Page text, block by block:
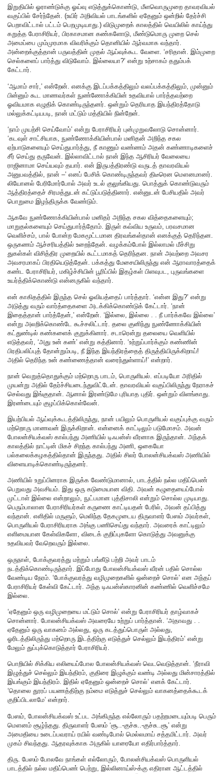
இறுதியில் ஓராண்டுக்கு ஓய்வு எடுத்துக்கொண்டு, மீளவொருமுறை தாவரவியல்
வகுப்பில் சேர்ந்தேன். (உயிர் அறிவியல் பாடங்களில் ஏதேனும் ஒன்றில் தேர்ச்சி
பெறாவிட்டால் பட்டம் பெறமுடியாது.) விடுமுறைக் காலத்தில் வெயிலில் காய்ந்து
கறுத்த பேராசிரியர், பிரகாசமான கண்களோடு, மீண்டுமொரு முறை செல்
அமைப்பை மும்முரமாக விவரிக்கும் தொனியில் ஆர்வமாக வந்தார்.
அன்றைக்குத்தான் பருவத்தின் முதல் ஆய்வுக்கூட வேளை. ‘சரிதான். இம்முறை
செல்களைப் பார்த்து விடுவோம். இல்லையா?’ என்று உற்சாகம் ததும்பக்
கேட்டார்.
‘ஆமாம் சார்,’ என்றேன். எனக்கு இடப்பக்கத்திலும் வலப்பக்கத்திலும், முன்னும்
பின்னும் கூட மாணவர்கள் நுண்ணோக்கியின் உதவியால் பார்த்தவற்றை
ஓவியமாக எழுதிக் கொண்டிருந்தனர். ஒன்றும் தெரியாத இயந்திரத்தோடு
மல்லுக்கட்டியபடி, நான் மட்டும் மத்தியில் நின்றேன்.
‘நாம் முயற்சி செய்வோம்’ என்று பேராசிரியர் புன்முறுவலோடு சொன்னார்.
‘கடவுள் சாட்சியாக, நுண்ணோக்கியின்பால் மனிதன் அறிந்த சகல
ஏற்பாடுகளையும் செய்துபார்த்து, நீ காணும் வண்ணம்‌ அதன் கண்ணாடிகளைச்
சீர் செய்து தருவேன். இல்லாவிட்டால் நான் இந்த ஆசிரியர் வேலையை
ராஜினாமா செய்யவும் தயார். என் இருபத்திரண்டு வருடத் தாவரவியல்
அனுபவத்தில், நான் –’ எனப் பேசிக் கொண்டிருந்தவர் திடீரென மௌனமானர்.
லியோனல் பேரிமோர்போல் அவர் உடல் குலுங்கியது. பொத்துக் கொண்டுவரும்
ஆத்திரத்தைச் சிரமத்துடன் கட்டுப்படுத்தினார். என்னுடன்‌ பேசியதில் அவர்
பொறுமை இழந்திருக்க வேண்டும்.
ஆகவே நுண்ணோக்கியின்பால் மனிதர் அறிந்த சகல வித்தைகளையும்;
மாறுதல்களையும் செய்துபார்த்தோம். இருள் கவ்விய உருவம், பரவசமான
வெளிச்சம், பால் போன்ற மேகமூட்டமான திரவங்கள்தான் எனக்குத் தெரிந்தன.
ஒருகணம் ஆச்சரியத்தில் உறைந்தேன். வழக்கம்போல் இல்லாமல் மீச்சிறு
துகள்கள் விசித்திர முறையில் கூட்டமாகத் தெரிந்தன. நான் அவற்றை அவசர
அவசரமாகப் பிரதியெடுத்தேன். பக்கத்து மேசையிலிருந்து என் ஆராவாரத்தைக்
கண்ட பேராசிரியர், மகிழ்ச்சியின் பூரிப்பில் இதழ்கள் பிளவுபட, புருவங்களை
உயர்த்திக்கொண்டு என்னருகில் வந்தார்.
என் காகிதத்தில் இருந்த செல் ஓவியத்தைப் பார்த்தார். ‘என்ன இது?’ என்று
அடுத்து வரும் வார்த்தைகளை அடக்கிக்கொண்டுக் கேட்டார். ‘நான்
இதைத்தான் பார்த்தேன்,’ என்றேன். ‘இல்லை, இல்லை . . நீ பார்க்கவே இல்லை’
என்று அலறிக்கொண்டே கூச்சலிட்டார். தலை குனிந்து நுண்ணோக்கியின்
கட்துண்டில் கண்களைக் குறுக்கினார். சடாரென்று தலையை வெளியில்
எடுத்தவர், ‘அது உன் கண்’ என்று கத்தினார். ‘உற்றுப்பார்க்கும் கண்ணின்
பிரதிபலிப்புத் தோன்றும்படி, நீ இந்த இயந்திரத்தைத் திருத்தியிருக்கிறாய்!
அதில் தெரிந்த உன் கண்ணைத்தான் வரைந்துள்ளாய்!’ என்றார்.
நான் வெறுத்தொதுக்கும் மற்றொரு பாடம், பொருளியல். எப்படியோ அரிதில்
முயன்று அதில் தேர்ச்சியடைந்துவிட்டேன். தாவரவியல் வகுப்பிலிருந்து நேராகச்
செல்வது இங்குதான். ஆனால் இரண்டுமே புரியாத புதிர். ஒன்றும் விளங்காது.‌
இரண்டையும் குழப்பிக்கொள்வேன்.
இயற்பியல் ஆய்வுக்கூடத்திலிருந்து, நான் பயிலும் பொருளியல் வகுப்புக்கு வரும்
மற்றொரு மாணவன் இருக்கிறான். என்னைக் காட்டிலும் படுமோசம். அவன்
போலன்சியக்வஸ் கால்பந்து அணியில் டிஃபன்ஸ் வீரனாக இருந்தான். அந்தக்
காலத்தில் நாட்டின் மிகச் சிறந்த கால்பந்து அணி, ஒகையோ
பல்கலைக்கழகத்தில்தான் இருந்தது. அதில் சிலர் போலன்சியக்வஸ் அணியில்
விளையாடிக்கொண்டிருந்தனர்.
அணியில் உறுப்பினராக இருக்க வேண்டுமானால், பாடத்தில் நல்ல மதிப்பெண்
பெறுவது அவசியம். இது ஒரு கடுமையான விதி. அவன் கழுதையைப்போல்
முட்டாள் இல்லை என்றாலும், நுட்பமான புத்திசாலி என்றும் சொல்ல முடியாது.
பெரும்பாலான பேராசிரியர்கள் கருணை காட்டியதன் பேரில், அவன் தப்பித்து
வந்தான். எளிதில் மருளும், மெலிந்த தேகமுடைய திருவாளர் பேஸம் அவர்கள்,
பொருளியல் பேராசிரியராக அங்கு பணிசெய்து வந்தார். அவரைக் காட்டிலும்
எளிமையான கேள்விகளோ, விடைக் குறிப்புகளோ கொடுத்து அவனுக்கு
உதவியவர் வேறெவரும் இல்லை.
ஒருநாள், போக்குவரத்து மற்றும் பங்கீடு பற்றி அவர் பாடம்
நடத்திக்கொண்டிருந்தார். இப்போது போலன்சியக்வஸ் வீரன் பதில் சொல்ல
வேண்டிய நேரம். ‘போக்குவரத்து வழிமுறைகளில் ஒன்றைச் சொல்’ என அந்தப்
பேராசிரியர் கேள்வி கேட்டார். அந்த டிஃபன்ஸ்காரனின் கண்ணில் வெளிச்சமே
இல்லை.
‘ஏதேனும் ஒரு வழிமுறையை மட்டும் சொல்’ என்று பேராசிரியர் தாழ்வாகச்
சொன்னார். போலன்சியக்வஸ் அவரையே உற்றுப் பார்த்தான். ‘அதாவது . .
ஏதேனும் ஒரு வாகனம் அல்லது, ஒரு கடத்துப்பொருள் அல்லது,
ஓரிடத்திலிருந்து மற்றொரு இடத்திற்கு எடுத்துச் செல்லும் இயந்திரம்’ என்று
மேலும் துப்புக்கொடுத்தார் பேராசிரியர்.
பொறியில் சிக்கிய எலியைப்போல போலன்சியக்வஸ் வெடவெடுத்தான். ‘நீராவி
இழுத்துச் செல்லும் இயந்திரம், குதிரை இழுக்கும் வண்டி அல்லது மின்சாரத்தில்
இயங்கும் இயந்திரம். இதில் ஏதேனும் ஒன்றைச் சொல்’ எனக் கேட்டார்.
‘தொலை தூரப் பயணத்திற்கு நம்மை எடுத்துச்‌ செல்லும் வாகனத்தைக்கூடக்
குறிப்பிடலாமே’ என்றார்.
பேஸம், போலன்சியக்வஸ் உட்பட அங்கிருந்த எல்லோரும் பதற்றமடையும்படி பெரும்
மௌனம் சூழ்ந்தது. திருவாளர் பேஸம் ‘சூ..-குச்சு..-குச்சு..சூ’ என்று
அமைதியை உடைப்பவராய் ரயில் வண்டிபோல் மெல்லமாய் சத்தமிட்டார். அவர்
முகம் சிவந்தது. ஆதரவுக்காக அருகில் யாரையோ எதிர்பார்த்தார்.
திரு. பேஸம் போலவே நாங்கள் எல்லோரும், போலன்சியக்வஸ் பொருளியல்
பாடத்தில் நல்ல மதிப்பெண் பெற்று, இல்லினாய்ஸ்-க்கு எதிரான ஆட்டத்தில்